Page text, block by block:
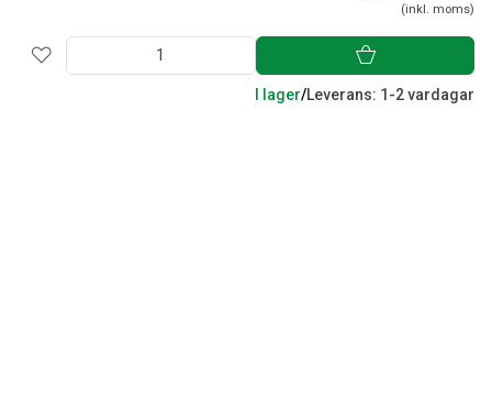
(inkl. moms)
I lager/Leverans: 1-2 vardagar